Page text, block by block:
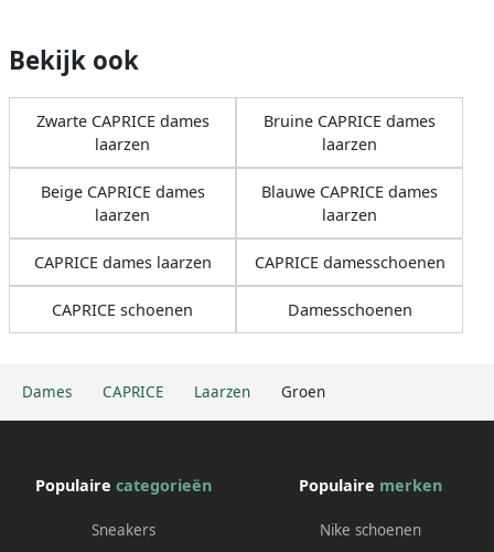
Dames CAPRICE Laarzen Groen
Bekijk ook
Zwarte CAPRICE dames
laarzen
Bruine CAPRICE dames
laarzen
Beige CAPRICE dames
laarzen
Blauwe CAPRICE dames
laarzen
CAPRICE dames laarzen CAPRICE damesschoenen
CAPRICE schoenen Damesschoenen
Populaire categorieën
Sneakers
Populaire merken
Nike schoenen